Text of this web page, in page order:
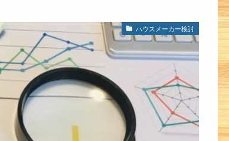
ハウスメーカー検討